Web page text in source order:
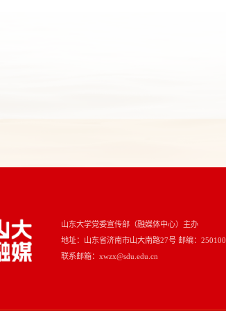
山东大学党委宣传部（融媒体中心）主办
地址：山东省济南市山大南路27号 邮编：250100
联系邮箱：xwzx@sdu.edu.cn